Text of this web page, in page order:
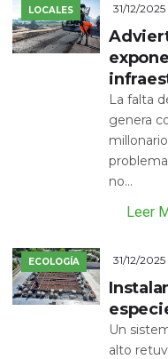
LOCALES 31/12/2025
La falta
genera
no...
Leer
ECOLOGÍA 31/12/2025
Un
alto